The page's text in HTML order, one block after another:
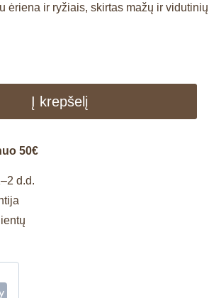
ėriena ir ryžiais, skirtas mažų ir
Į krepšelį
50€
d.d.